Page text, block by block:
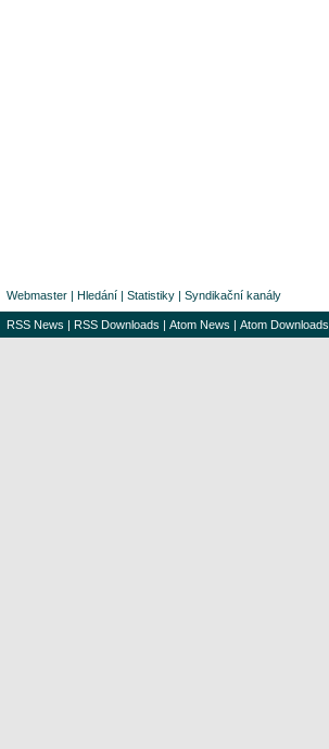
Webmaster | Hledání | Statistiky | Syndikační kanály
RSS News | RSS Downloads | Atom News | Atom Downloads